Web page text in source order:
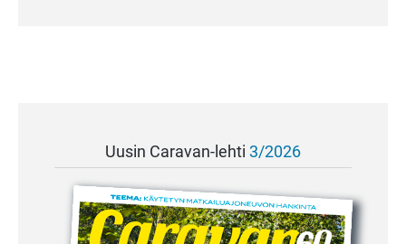
Uusin Caravan-lehti 3/2026